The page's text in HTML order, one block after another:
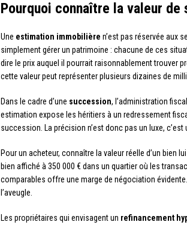
Pourquoi connaître la valeur
Une estimation immobilière n’est pas réservée aux
simplement gérer un patrimoine : chacune de ces
dire le prix auquel il pourrait raisonnablement trouver
cette valeur peut représenter plusieurs dizaines de
Dans le cadre d’une succession, l’administration
estimation expose les héritiers à un redressement
succession. La précision n’est donc pas un luxe, c’est
Pour un acheteur, connaître la valeur réelle d’un bien
bien affiché à 350 000 € dans un quartier où les
comparables offre une marge de négociation
l’aveugle.
Les propriétaires qui envisagent un refinancement